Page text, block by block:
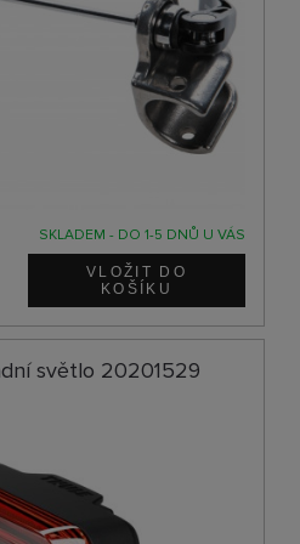
SKLADEM - DO 1-5 DNŮ U VÁS
světlo 20201529